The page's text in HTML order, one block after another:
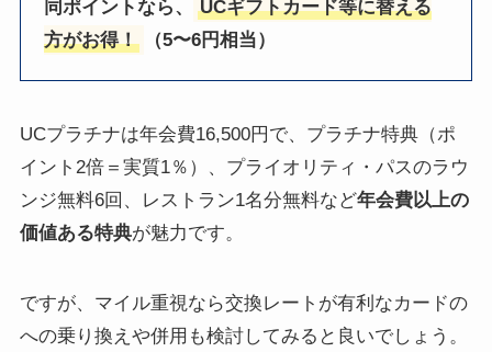
同ポイントなら、
UCギフトカード等に替える
方がお得！
（5〜6円相当）
UCプラチナは年会費16,500円で、プラチナ特典（ポ
イント2倍＝実質1％）、プライオリティ・パスのラウ
ンジ無料6回、レストラン1名分無料など年会費以上の
価値ある特典が魅力です。
ですが、マイル重視なら交換レートが有利なカードの
への乗り換えや併用も検討してみると良いでしょう。